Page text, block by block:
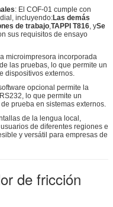
: El COF-01 cumple con
incluyendo:Las demás
de trabajo,TAPPI T816, ySe
sus requisitos de ensayo
microimpresora incorporada
las pruebas, lo que permite un
dispositivos externos.
opcional permite la
lo que permite un
prueba en sistemas externos.
de la lengua local,
de diferentes regiones e
y versátil para empresas de
de fricción